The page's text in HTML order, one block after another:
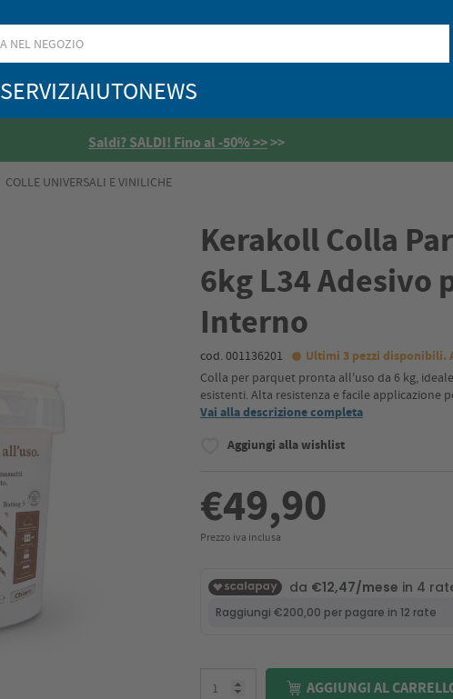
SERVIZIAIUTONEWS
Saldi? SALDI! Fino al -50% >>>>
COLLE UNIVERSALI E VINILICHE
Kerakoll Colla
6kg L34 Adesivo
Interno
cod. 001136201 Ultimi 3 pezzi disponibili.
Colla per parquet pronta all'uso da 6 kg,
esistenti. Alta resistenza e facile applicazione
Vai alla descrizione completa
Aggiungi alla wishlist
€49,90
Prezzo iva inclusa
AGGIUNGI AL